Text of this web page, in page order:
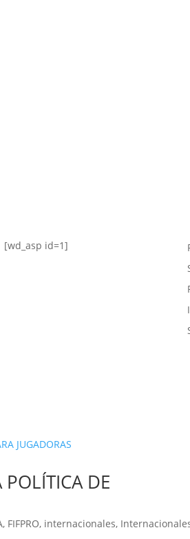
[wd_asp id=1]
DE
, FIFPRO, internacionales,